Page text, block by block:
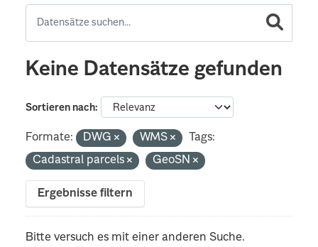
Keine Datensätze gefunden
Sortieren nach
Formate: DWG WMS
Tags:
Cadastral parcels
GeoSN
Ergebnisse filtern
Bitte versuch es mit einer anderen Suche.